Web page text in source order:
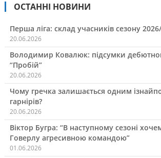
ОСТАННІ НОВИНИ
Перша ліга: склад учасників сезону
20.06.2026
Володимир Ковалюк: підсумки
“Пробій”
20.06.2026
Чому гречка залишається одним
гарнірів?
20.06.2026
Віктор Бугра: “В наступному сезоні
Говерлу агресивною командою”
01.06.2026